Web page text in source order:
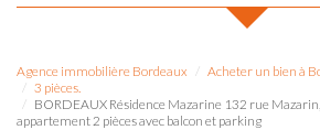
Agence immobilière Bordeaux Acheter un bien à
3 pièces.
BORDEAUX Résidence Mazarine 132 rue
appartement 2 pièces avec balcon et parking